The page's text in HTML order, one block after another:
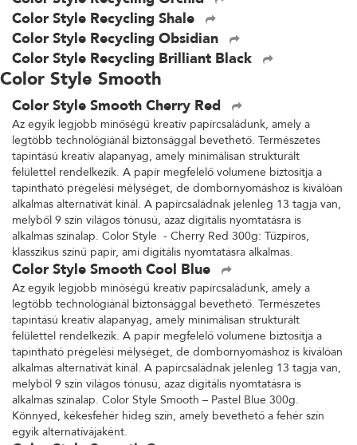
Color Style Recycling Shale
Color Style Recycling Obsidian
Color Style Recycling Brilliant Black
Color Style Smooth
Color Style Smooth Cherry Red
Az egyik legjobb minőségű kreatív papírcsaládunk, amely a
legtöbb technológiánál biztonsággal bevethető. Természetes
tapintású kreatív alapanyag, amely minimálisan strukturált
felülettel rendelkezik. A papír megfelelő volumene biztosítja a
tapintható prégelési mélységet, de dombornyomáshoz is kiválóan
alkalmas alternatívát kínál. A papírcsaládnak jelenleg 13 tagja van,
melyből 9 szín világos tónusú, azaz digitális nyomtatásra is
alkalmas színalap. Color Style - Cherry Red 300g: Tűzpiros,
klasszikus színű papír, ami digitális nyomtatásra alkalmas.
Color Style Smooth Cool Blue
Az egyik legjobb minőségű kreatív papírcsaládunk, amely a
legtöbb technológiánál biztonsággal bevethető. Természetes
tapintású kreatív alapanyag, amely minimálisan strukturált
felülettel rendelkezik. A papír megfelelő volumene biztosítja a
tapintható prégelési mélységet, de dombornyomáshoz is kiválóan
alkalmas alternatívát kínál. A papírcsaládnak jelenleg 13 tagja van,
melyből 9 szín világos tónusú, azaz digitális nyomtatásra is
alkalmas színalap. Color Style Smooth – Pastel Blue 300g.
Könnyed, kékesfehér hideg szín, amely bevethető a fehér szín
egyik alternatívájaként.